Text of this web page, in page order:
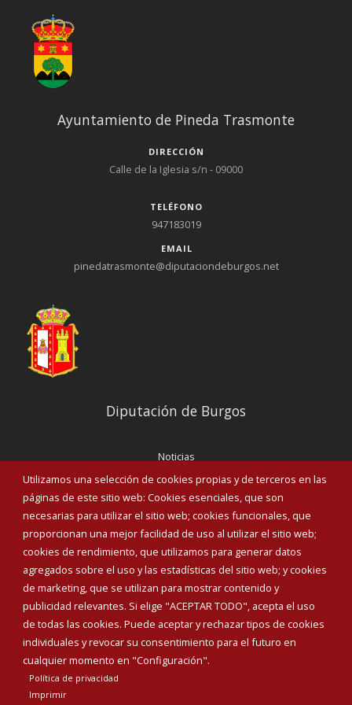
Utilizamos una selección de cookies propias y de terceros en las
páginas de este sitio web: Cookies esenciales, que son
necesarias para utilizar el sitio web; cookies funcionales, que
proporcionan una mejor facilidad de uso al utilizar el sitio web;
cookies de rendimiento, que utilizamos para generar datos
agregados sobre el uso y las estadísticas del sitio web; y cookies
de marketing, que se utilizan para mostrar contenido y
publicidad relevantes. Si elige "ACEPTAR TODO", acepta el uso
de todas las cookies. Puede aceptar y rechazar tipos de cookies
individuales y revocar su consentimiento para el futuro en
cualquier momento en "Configuración".
Política de privacidad
Imprimir
Ayuntamiento de Pineda Trasmonte
DIRECCIÓN
Calle de la Iglesia s/n - 09000
TELÉFONO
947183019
EMAIL
pinedatrasmonte@diputaciondeburgos.net
Diputación de Burgos
Noticias
Eventos
Corporación Municipal
Teléfonos de interés
INICIAR SESIÓN
MAPA WEB